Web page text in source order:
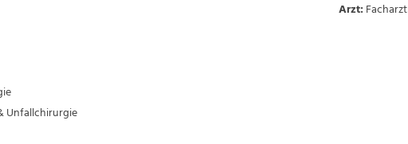
Unfallchirurgie
Arzt: Facharzt